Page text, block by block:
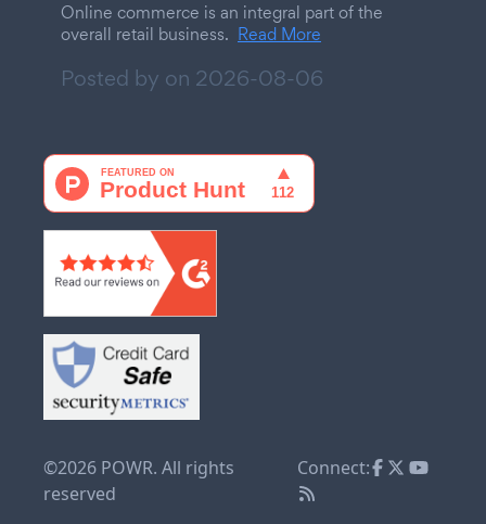
Online commerce is an integral part of the
overall retail business. Read More
Posted by on 2026-08-06
©2026 POWR. All rights
reserved
Connect: